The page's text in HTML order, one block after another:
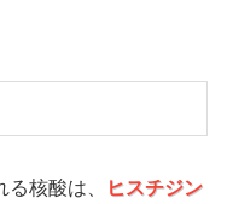
核酸は、
ヒスチジン